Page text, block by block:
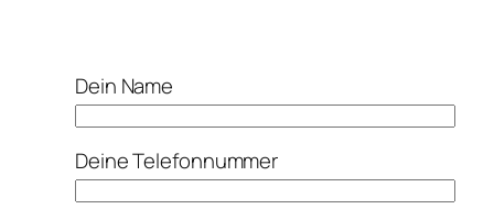
Dein Name
Deine Telefonnummer